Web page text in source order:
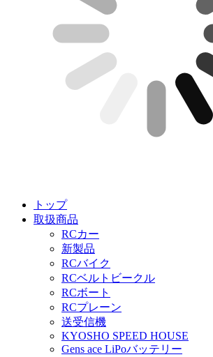
トップ
取扱商品
RCカー
新製品
RCバイク
RCベルトビークル
RCボート
RCプレーン
送受信機
KYOSHO SPEED HOUSE
Gens ace LiPoバッテリー